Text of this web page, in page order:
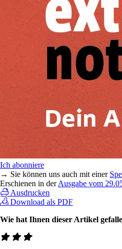
Ich abonniere
→ Sie können uns auch mit einer
Erschienen in derAusgabe vom
Ausdrucken
Download als PDF
Wie hat Ihnen dieser Artikel